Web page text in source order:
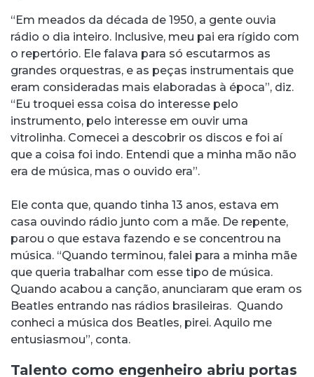
“Em meados da década de 1950, a gente ouvia
rádio o dia inteiro. Inclusive, meu pai era rígido com
o repertório. Ele falava para só escutarmos as
grandes orquestras, e as peças instrumentais que
eram consideradas mais elaboradas à época”, diz.
“Eu troquei essa coisa do interesse pelo
instrumento, pelo interesse em ouvir uma
vitrolinha. Comecei a descobrir os discos e foi aí
que a coisa foi indo. Entendi que a minha mão não
era de música, mas o ouvido era”.
Ele conta que, quando tinha 13 anos, estava em
casa ouvindo rádio junto com a mãe. De repente,
parou o que estava fazendo e se concentrou na
música. “Quando terminou, falei para a minha mãe
que queria trabalhar com esse tipo de música.
Quando acabou a canção, anunciaram que eram os
Beatles entrando nas rádios brasileiras. Quando
conheci a música dos Beatles, pirei. Aquilo me
entusiasmou”, conta.
Talento como engenheiro abriu portas